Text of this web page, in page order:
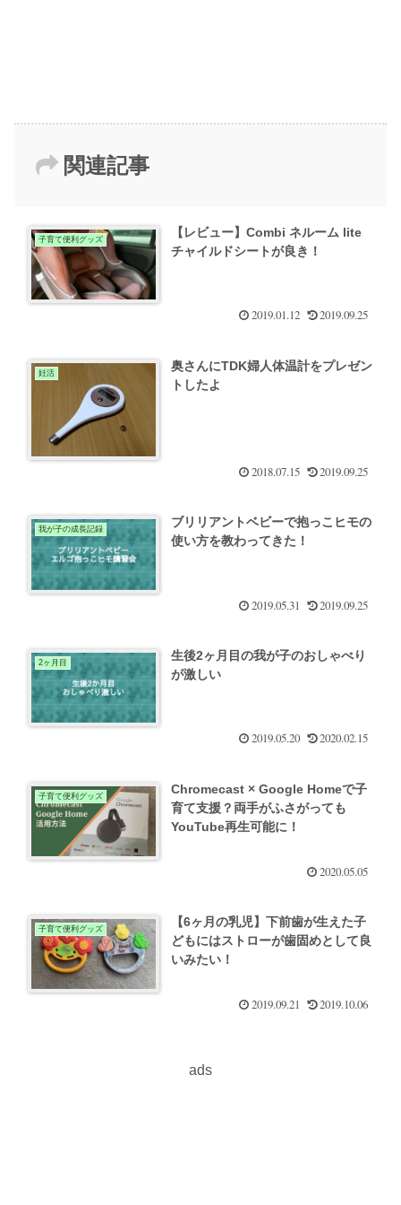
関連記事
子育て便利グッズ
【レビュー】Combi ネルーム lite
チャイルドシートが良き！
2019.01.12 2019.09.25
妊活
奥さんにTDK婦人体温計をプレゼン
トしたよ
2018.07.15 2019.09.25
我が子の成長記録
ブリリアントベビーで抱っこヒモの
使い方を教わってきた！
2019.05.31 2019.09.25
2ヶ月目
生後2ヶ月目の我が子のおしゃべり
が激しい
2019.05.20 2020.02.15
子育て便利グッズ
Chromecast × Google Homeで子
育て支援？両手がふさがっても
YouTube再生可能に！
2020.05.05
子育て便利グッズ
【6ヶ月の乳児】下前歯が生えた子
どもにはストローが歯固めとして良
いみたい！
2019.09.21 2019.10.06
ads